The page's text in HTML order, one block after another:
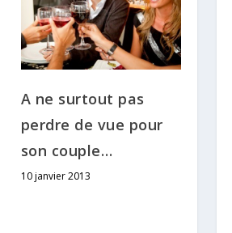
A ne surtout pas
perdre de vue pour
son couple…
10 janvier 2013